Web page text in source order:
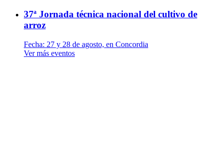
37ª Jornada técnica nacional del cultivo de
arroz
Fecha: 27 y 28 de agosto, en Concordia
Ver más eventos